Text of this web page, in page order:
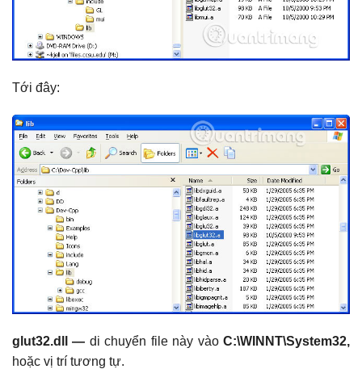
Tới đây:
glut32.dll — di chuyển file này vàoC:\WINNT\System32,
hoặc vị trí tương tự.